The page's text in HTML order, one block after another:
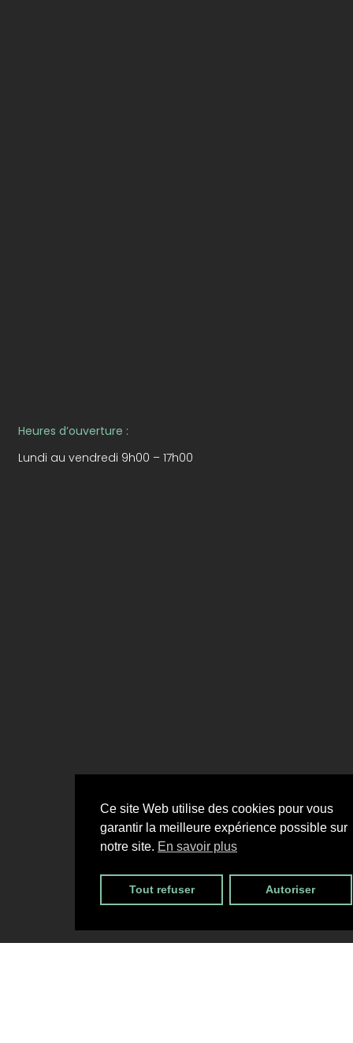
Heures d’ouverture :
Lundi au vendredi 9h00 – 17h00
Ce site Web utilise des cookies pour vous
garantir la meilleure expérience possible sur
notre site. En savoir plus
Tout refuser Autoriser